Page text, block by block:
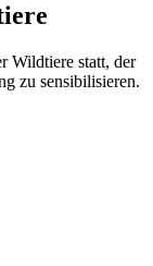
Wildtiere statt, der
zu sensibilisieren.